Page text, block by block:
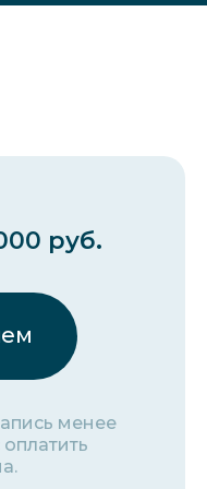
руб.
менее